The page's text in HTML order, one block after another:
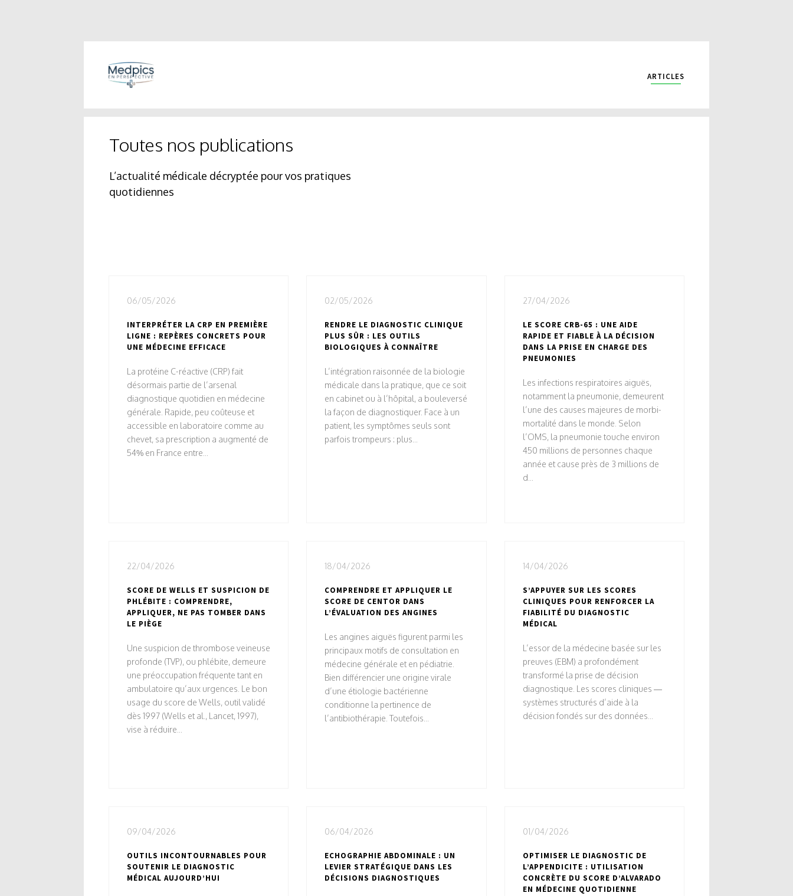
ARTICLES
Toutes nos publications
L’actualité médicale décryptée pour vos pratiques
quotidiennes
06/05/2026
INTERPRÉTER LA CRP EN PREMIÈRE
LIGNE : REPÈRES CONCRETS POUR
UNE MÉDECINE EFFICACE
La protéine C-réactive (CRP) fait
désormais partie de l’arsenal
diagnostique quotidien en médecine
générale. Rapide, peu coûteuse et
accessible en laboratoire comme au
chevet, sa prescription a augmenté de
54% en France entre...
02/05/2026
RENDRE LE DIAGNOSTIC CLINIQUE
PLUS SÛR : LES OUTILS
BIOLOGIQUES À CONNAÎTRE
L’intégration raisonnée de la biologie
médicale dans la pratique, que ce soit
en cabinet ou à l’hôpital, a bouleversé
la façon de diagnostiquer. Face à un
patient, les symptômes seuls sont
parfois trompeurs : plus...
27/04/2026
LE SCORE CRB-65 : UNE AIDE
RAPIDE ET FIABLE À LA DÉCISION
DANS LA PRISE EN CHARGE DES
PNEUMONIES
Les infections respiratoires aiguës,
notamment la pneumonie, demeurent
l’une des causes majeures de morbi-
mortalité dans le monde. Selon
l’OMS, la pneumonie touche environ
450 millions de personnes chaque
année et cause près de 3 millions de
d...
22/04/2026
SCORE DE WELLS ET SUSPICION DE
PHLÉBITE : COMPRENDRE,
APPLIQUER, NE PAS TOMBER DANS
LE PIÈGE
Une suspicion de thrombose veineuse
profonde (TVP), ou phlébite, demeure
une préoccupation fréquente tant en
ambulatoire qu’aux urgences. Le bon
usage du score de Wells, outil validé
dès 1997 (Wells et al., Lancet, 1997),
vise à réduire...
18/04/2026
COMPRENDRE ET APPLIQUER LE
SCORE DE CENTOR DANS
L’ÉVALUATION DES ANGINES
Les angines aiguës figurent parmi les
principaux motifs de consultation en
médecine générale et en pédiatrie.
Bien différencier une origine virale
d’une étiologie bactérienne
conditionne la pertinence de
l’antibiothérapie. Toutefois...
14/04/2026
S’APPUYER SUR LES SCORES
CLINIQUES POUR RENFORCER LA
FIABILITÉ DU DIAGNOSTIC
MÉDICAL
L’essor de la médecine basée sur les
preuves (EBM) a profondément
transformé la prise de décision
diagnostique. Les scores cliniques —
systèmes structurés d’aide à la
décision fondés sur des données...
09/04/2026
OUTILS INCONTOURNABLES POUR
SOUTENIR LE DIAGNOSTIC
MÉDICAL AUJOURD’HUI
06/04/2026
ECHOGRAPHIE ABDOMINALE : UN
LEVIER STRATÉGIQUE DANS LES
DÉCISIONS DIAGNOSTIQUES
01/04/2026
OPTIMISER LE DIAGNOSTIC DE
L’APPENDICITE : UTILISATION
CONCRÈTE DU SCORE D’ALVARADO
EN MÉDECINE QUOTIDIENNE